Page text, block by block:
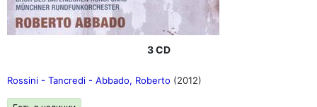
3 CD
Rossini - Tancredi - Abbado, Roberto (2012)